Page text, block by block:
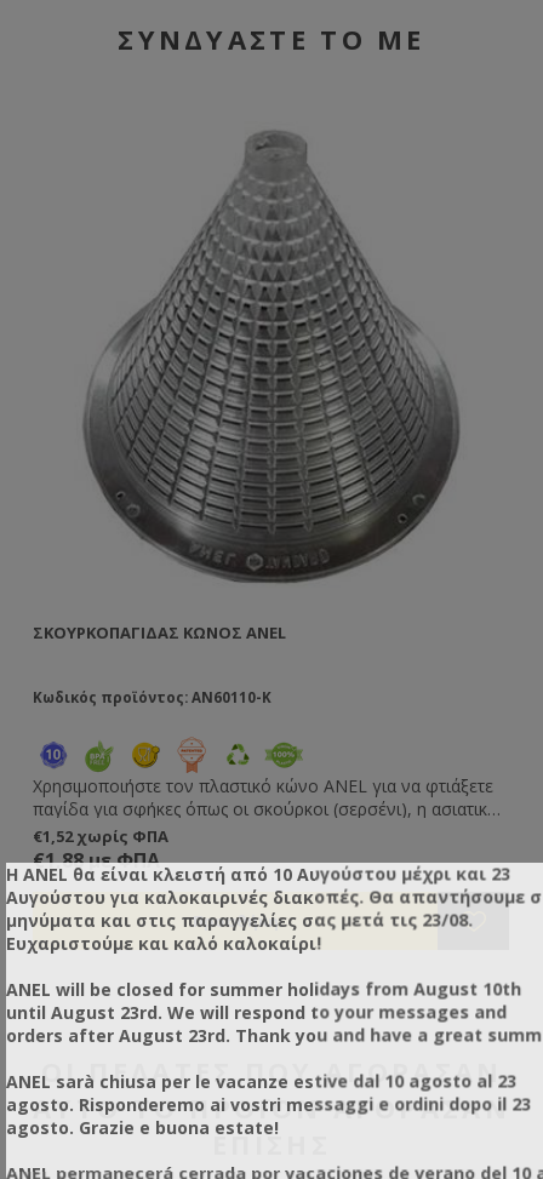
ΣΥΝΔΥΑΣΤΕ ΤΟ ΜΕ
ΣΚΟΥΡΚΟΠΑΓΊΔΑΣ ΚΏΝΟΣ ANEL
Κωδικός προϊόντος: AN60110-K
Χρησιμοποιήστε τον πλαστικό κώνο ANEL για να φτιάξετε
παγίδα για σφήκες όπως οι σκούρκοι (σερσένι), η ασιατική
σφήκα και άλλα είδη. Μπορεί να προσαρμοστεί σε
διάφραγμα, PVC κάλυμμα ή οποιαδήποτε άλλη επιφάνεια
όπως ξύλο. Δείτε το βίντεο στο διπλανό tab για οδηγίες
για την κατασκευή της παγίδας.
€1,52 χωρίς ΦΠΑ
€1,88 με ΦΠΑ
ΟΙ ΠΕΛΆΤΕΣ ΠΟΥ ΑΓΌΡΑΣΑΝ
ΑΥΤΌ ΤΟ ΠΡΟΪΌΝ ΑΓΌΡΑΣΑΝ
ΕΠΊΣΗΣ
Η ANEL θα είναι κλειστή από 10 Αυγούστου μέχρι και 23
Αυγούστου για καλοκαιρινές διακοπές. Θα απαντήσουμε
μηνύματα και στις παραγγελίες σας μετά τις 23/08.
Ευχαριστούμε και καλό καλοκαίρι!
ANEL will be closed for summer holidays from August 10th
until August 23rd. We will respond to your messages and
orders after August 23rd. Thank you and have a great
ANEL sarà chiusa per le vacanze estive dal 10 agosto al 23
agosto. Risponderemo ai vostri messaggi e ordini dopo il 23
agosto. Grazie e buona estate!
ANEL permanecerá cerrada por vacaciones de verano del 10